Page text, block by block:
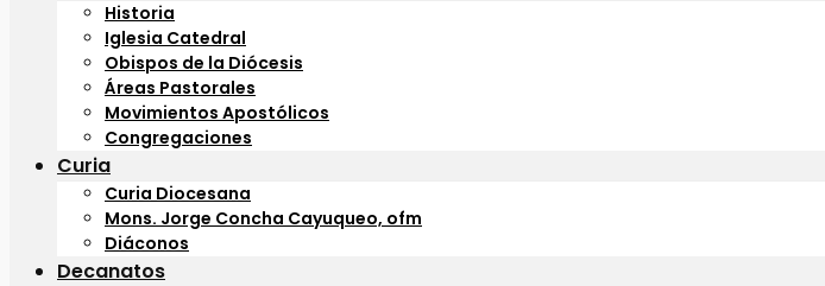
Historia
Iglesia Catedral
Obispos de la Diócesis
Áreas Pastorales
Movimientos Apostólicos
Congregaciones
Curia
Curia Diocesana
Mons. Jorge Concha Cayuqueo, ofm
Diáconos
Decanatos